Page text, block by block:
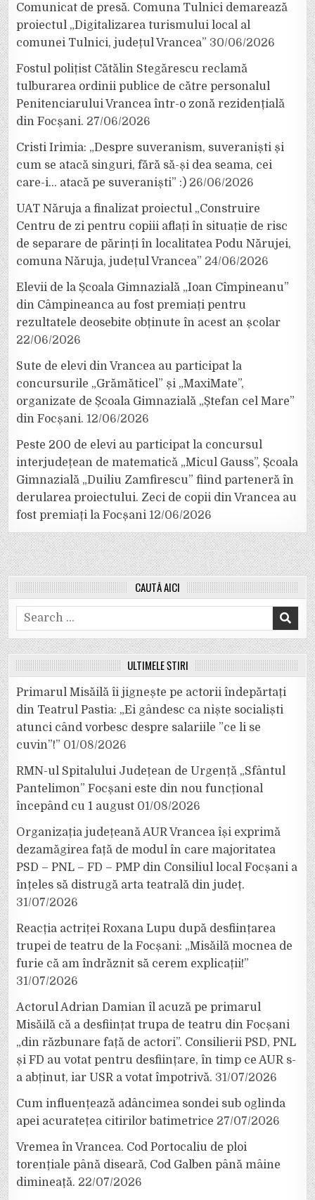
Comunicat de presă. Comuna Tulnici demarează
proiectul „Digitalizarea turismului local al
comunei Tulnici, județul Vrancea” 30/06/2026
Fostul polițist Cătălin Stegărescu reclamă
tulburarea ordinii publice de către personalul
Penitenciarului Vrancea într-o zonă rezidențială
din Focșani. 27/06/2026
Cristi Irimia: „Despre suveranism, suveraniști și
cum se atacă singuri, fără să-și dea seama, cei
care-i… atacă pe suveraniști” :) 26/06/2026
UAT Năruja a finalizat proiectul „Construire
Centru de zi pentru copiii aflați în situație de risc
de separare de părinți în localitatea Podu Nărujei,
comuna Năruja, județul Vrancea” 24/06/2026
Elevii de la Școala Gimnazială „Ioan Cîmpineanu”
din Câmpineanca au fost premiați pentru
rezultatele deosebite obținute în acest an școlar
22/06/2026
Sute de elevi din Vrancea au participat la
concursurile „Grămăticel” și „MaxiMate”,
organizate de Școala Gimnazială „Ștefan cel Mare”
din Focșani. 12/06/2026
Peste 200 de elevi au participat la concursul
interjudețean de matematică „Micul Gauss”, Școala
Gimnazială „Duiliu Zamfirescu” fiind parteneră în
derularea proiectului. Zeci de copii din Vrancea au
fost premiați la Focșani 12/06/2026
CAUTĂ AICI
Search
for:
ULTIMELE ȘTIRI
Primarul Misăilă îi jignește pe actorii îndepărtați
din Teatrul Pastia: „Ei gândesc ca niște socialiști
atunci când vorbesc despre salariile ”ce li se
cuvin”!” 01/08/2026
RMN-ul Spitalului Județean de Urgență „Sfântul
Pantelimon” Focșani este din nou funcțional
începând cu 1 august 01/08/2026
Organizația județeană AUR Vrancea își exprimă
dezamăgirea față de modul în care majoritatea
PSD – PNL – FD – PMP din Consiliul local Focșani a
înțeles să distrugă arta teatrală din județ.
31/07/2026
Reacția actriței Roxana Lupu după desființarea
trupei de teatru de la Focșani: „Misăilă mocnea de
furie că am îndrăznit să cerem explicații!”
31/07/2026
Actorul Adrian Damian îl acuză pe primarul
Misăilă că a desființat trupa de teatru din Focșani
„din răzbunare față de actori”. Consilierii PSD, PNL
și FD au votat pentru desființare, în timp ce AUR s-
a abținut, iar USR a votat împotrivă. 31/07/2026
Cum influențează adâncimea sondei sub oglinda
apei acuratețea citirilor batimetrice 27/07/2026
Vremea în Vrancea. Cod Portocaliu de ploi
torențiale până diseară, Cod Galben până mâine
dimineață. 22/07/2026